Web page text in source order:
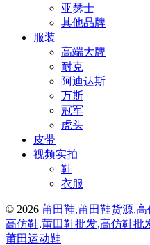
亚瑟士
其他品牌
服装
高端大牌
耐克
阿迪达斯
万斯
冠军
虎头
皮带
视频实拍
鞋
衣服
© 2026 莆田鞋,莆田鞋货源,
高仿鞋,莆田鞋批发,高仿鞋批
莆田运动鞋